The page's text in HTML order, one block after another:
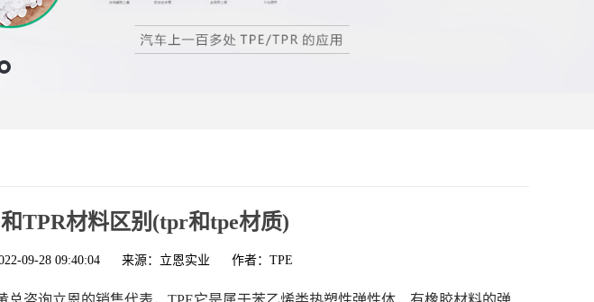
TPR材料区别(tpr和tpe材质)
09-28 09:40:04 来源：立恩实业 作者：TPE